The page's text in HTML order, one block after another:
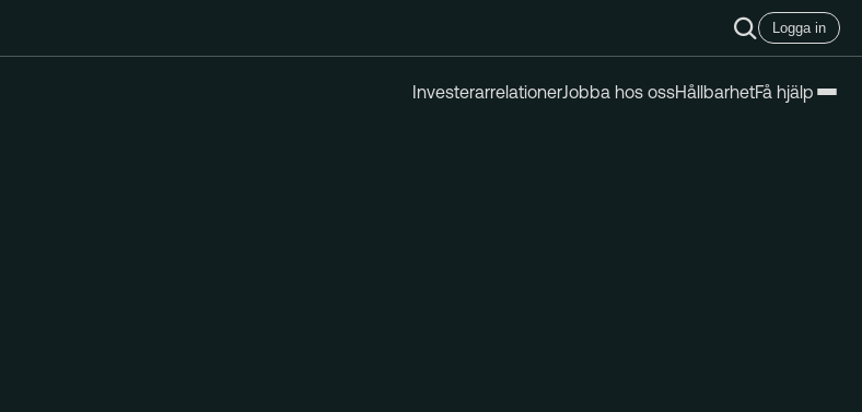
Logga in
InvesterarrelationerJobba hos ossHållbarhetFå hjälp